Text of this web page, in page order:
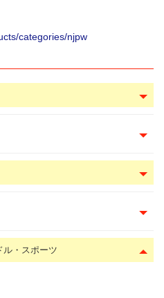
categories/njpw
ル・スポーツ